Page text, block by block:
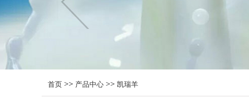
首页 >> 产品中心 >> 凯瑞羊